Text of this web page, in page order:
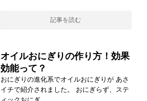
記事を読む
オイルおにぎりの作り方！効果
効能って？
おにぎりの進化系でオイルおにぎりが あさ
イチで紹介されました。 おにぎらず、ステ